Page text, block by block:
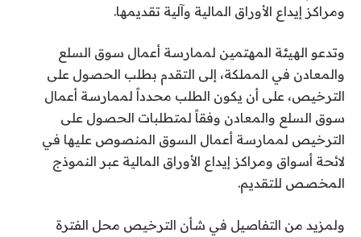
ومراكز إيداع الأوراق المالية وآلية تقديمها.
وتدعو الهيئة المهتمين لممارسة أعمال سوق السلع
والمعادن في المملكة، إلى التقدم بطلب الحصول على
الترخيص، على أن يكون الطلب محدداً لممارسة أعمال
سوق السلع والمعادن وفقاً لمتطلبات الحصول على
الترخيص لممارسة أعمال السوق المنصوص عليها في
لائحة أسواق ومراكز إيداع الأوراق المالية عبر النموذج
المخصص للتقديم.
ولمزيد من التفاصيل في شأن الترخيص محل الفترة